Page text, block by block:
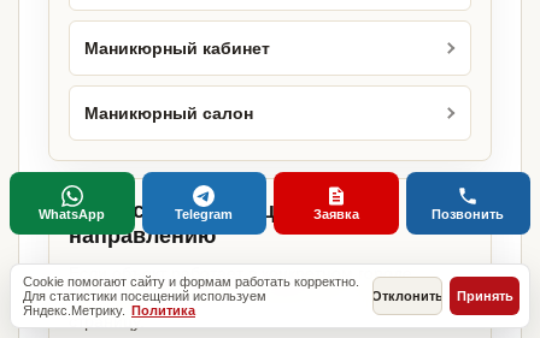
Маникюрный кабинет
Маникюрный салон
Городские страницы по этому
направлению
Если объект работает в конкретном городе,
можно сразу открыть релевантную городскую
страницу.
Cookie помогают сайту и формам работать корректно.
Для статистики посещений используем
Яндекс.Метрику. Политика
Отклонить Принять
WhatsApp Telegram Заявка Позвонить